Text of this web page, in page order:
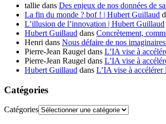
tallie dans Des enjeux de nos données de
La fin du monde ? bof ! | Hubert Guillaud
L’illusion de l’innovation | Hubert Guillaud
Hubert Guillaud dans Concrètement,
Henri dans Nous défaire de nos
Pierre-Jean Raugel dans L’IA vise à
Pierre-Jean Raugel dans L’IA vise à
Hubert Guillaud dans L’IA vise à accélérer
Catégories
Catégories